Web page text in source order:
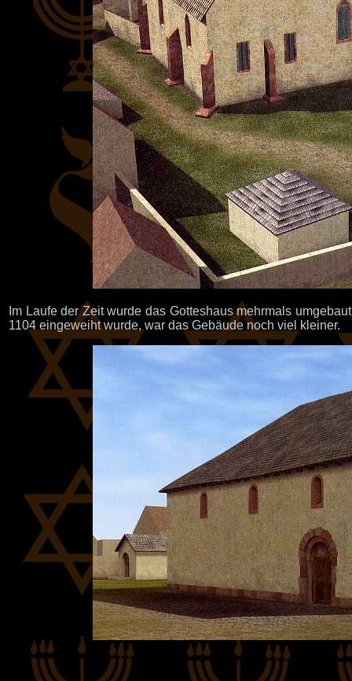
Im Laufe der Zeit wurde das Gotteshaus mehrmals
1104 eingeweiht wurde, war das Gebäude noch viel kleiner.